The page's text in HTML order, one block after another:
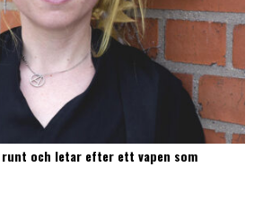
och letar efter ett vapen som